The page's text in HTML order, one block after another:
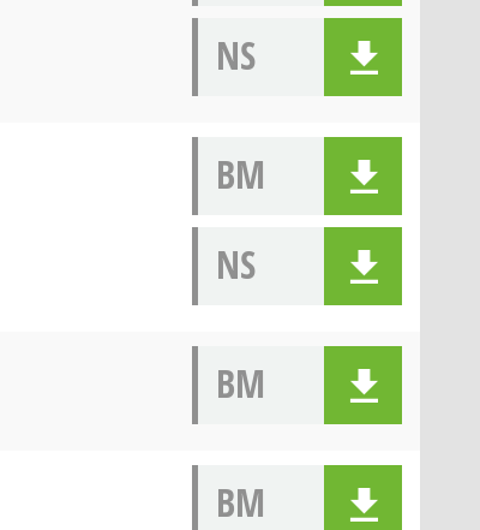
NS
BM
NS
BM
BM